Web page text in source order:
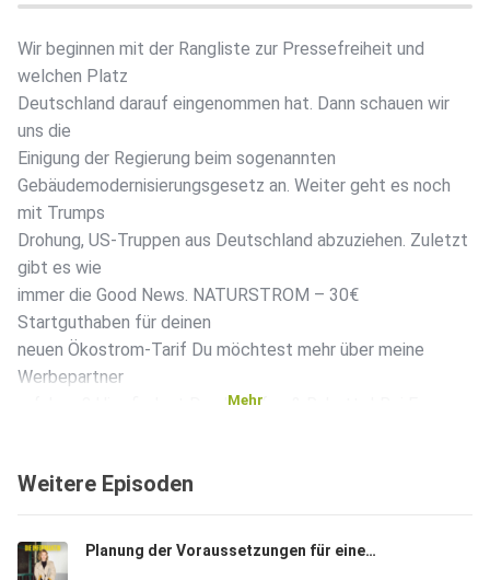
Wir beginnen mit der Rangliste zur Pressefreiheit und
welchen Platz
Deutschland darauf eingenommen hat. Dann schauen wir
uns die
Einigung der Regierung beim sogenannten
Gebäudemodernisierungsgesetz an. Weiter geht es noch
mit Trumps
Drohung, US-Truppen aus Deutschland abzuziehen. Zuletzt
gibt es wie
immer die Good News. NATURSTROM – 30€
Startguthaben für deinen
neuen Ökostrom-Tarif Du möchtest mehr über meine
Werbepartner
erfahren? Hier findest Du alle Infos & Rabatte! Bei Fragen
Quellen:
https://www.tagesschau.de/inland/gesellschaft/pressefre
iheit-rangliste-reporter-ohne-grenzen-102.html
Mehr
Weitere Episoden
Planung der Voraussetzungen für einen Zivildienst | Sondersitzung zum Anschlag auf dem CSD | Klagen gegen Trumps Zölle